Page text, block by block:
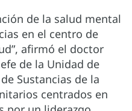
de la salud mental
en el centro de
afirmó el doctor
de la Unidad de
Sustancias de la
centrados en